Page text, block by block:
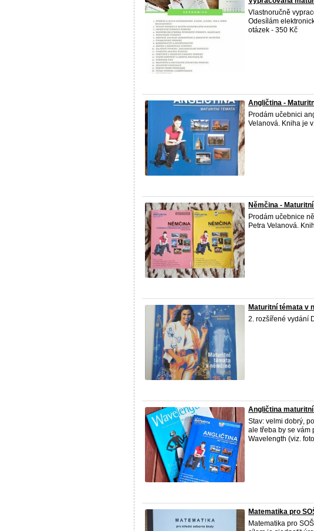
Vlastnoručně
Odesílám
otázek - 350 Kč
Angličtina -
Prodám učebnici
Velanová. Kniha je
Němčina -
Prodám učebnice
Petra Velanová.
Maturitní témata v
2. rozšířené vydání
Angličtina
Stav: velmi dobrý,
ale třeba by se vám
Wavelength (viz.
Matematika pro
Matematika pro